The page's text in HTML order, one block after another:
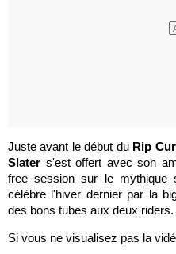
Juste avant le début du Rip
Slater s'est offert avec son
free session sur le mythique
célèbre l'hiver dernier par la
des bons tubes aux deux riders.
Si vous ne visualisez pas la